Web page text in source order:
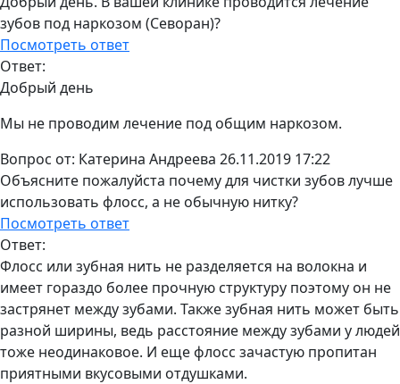
зубов под наркозом (Севоран)?
Посмотреть ответ
Ответ:
Добрый день
Мы не проводим лечение под общим наркозом.
Вопрос от: Катерина Андреева 26.11.2019 17:22
Объясните пожалуйста почему для чистки зубов лучше
использовать флосс, а не обычную нитку?
Посмотреть ответ
Ответ:
Флосс или зубная нить не разделяется на волокна и
имеет гораздо более прочную структуру поэтому он не
застрянет между зубами. Также зубная нить может быть
разной ширины, ведь расстояние между зубами у людей
тоже неодинаковое. И еще флосс зачастую пропитан
приятными вкусовыми отдушками.